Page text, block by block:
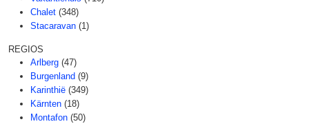
Chalet (348)
Stacaravan (1)
REGIOS
Arlberg (47)
Burgenland (9)
Karinthië (349)
Kärnten (18)
Montafon (50)